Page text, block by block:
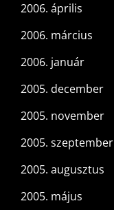
2006. április
2006. március
2006. január
2005. december
2005. november
2005. szeptember
2005. augusztus
2005. május